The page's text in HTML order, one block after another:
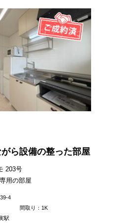
ら設備の整った部屋
203号
用の部屋
4
間取り：1K
駅